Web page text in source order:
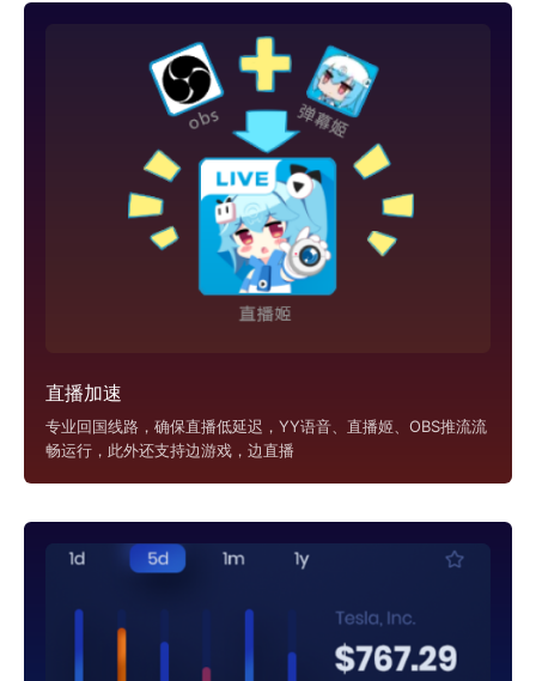
直播加速
专业回国线路，确保直播低延迟，YY语音、直播姬、OBS推流流
畅运行，此外还支持边游戏，边直播